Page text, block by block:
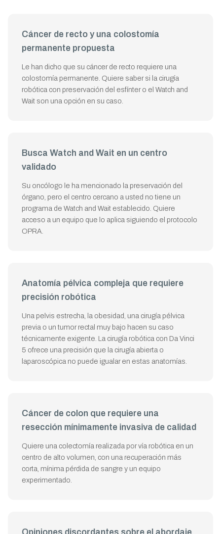
Cáncer de recto y una colostomía
permanente propuesta
Le han dicho que su cáncer de recto requiere una
colostomía permanente. Quiere saber si la cirugía
robótica con preservación del esfínter o el Watch and
Wait son una opción en su caso.
Busca Watch and Wait en un centro
validado
Su oncólogo le ha mencionado la preservación del
órgano, pero el centro cercano a usted no tiene un
programa de Watch and Wait establecido. Quiere
acceso a un equipo que lo aplica siguiendo el protocolo
OPRA.
Anatomía pélvica compleja que requiere
precisión robótica
Una pelvis estrecha, la obesidad, una cirugía pélvica
previa o un tumor rectal muy bajo hacen su caso
técnicamente exigente. La cirugía robótica con Da Vinci
5 ofrece una precisión que la cirugía abierta o
laparoscópica no puede igualar en estas anatomías.
Cáncer de colon que requiere una
resección mínimamente invasiva de calidad
Quiere una colectomía realizada por vía robótica en un
centro de alto volumen, con una recuperación más
corta, mínima pérdida de sangre y un equipo
experimentado.